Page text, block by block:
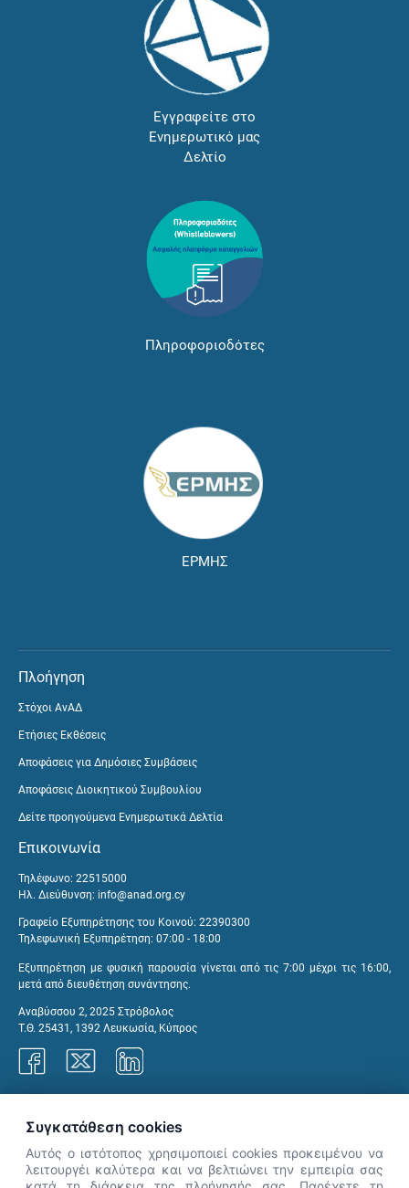
Εγγραφείτε στο
Ενημερωτικό μας
Δελτίο
Πληροφοριοδότες
ΕΡΜΗΣ
Πλοήγηση
Στόχοι ΑνΑΔ
Ετήσιες Εκθέσεις
Αποφάσεις για Δημόσιες Συμβάσεις
Αποφάσεις Διοικητικού Συμβουλίου
Δείτε προηγούμενα Ενημερωτικά Δελτία
Επικοινωνία
Τηλέφωνο: 22515000
Ηλ. Διεύθυνση: info@anad.org.cy
Γραφείο Εξυπηρέτησης του Κοινού: 22390300
Τηλεφωνική Εξυπηρέτηση: 07:00 - 18:00
Εξυπηρέτηση με φυσική παρουσία γίνεται από τις 7:00 μέχρι τις 16:00,
μετά από διευθέτηση συνάντησης.
Αναβύσσου 2, 2025 Στρόβολος
Τ.Θ. 25431, 1392 Λευκωσία, Κύπρος
Συγκατάθεση cookies
Αυτός ο ιστότοπος χρησιμοποιεί cookies προκειμένου να
λειτουργέι καλύτερα και να βελτιώνει την εμπειρία σας